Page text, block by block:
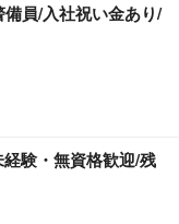
員/入社祝い金あり/
験・無資格歓迎/残